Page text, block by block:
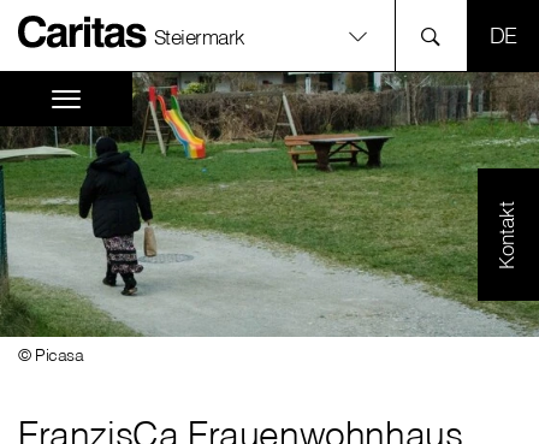
Steiermark
Kontakt
© Picasa